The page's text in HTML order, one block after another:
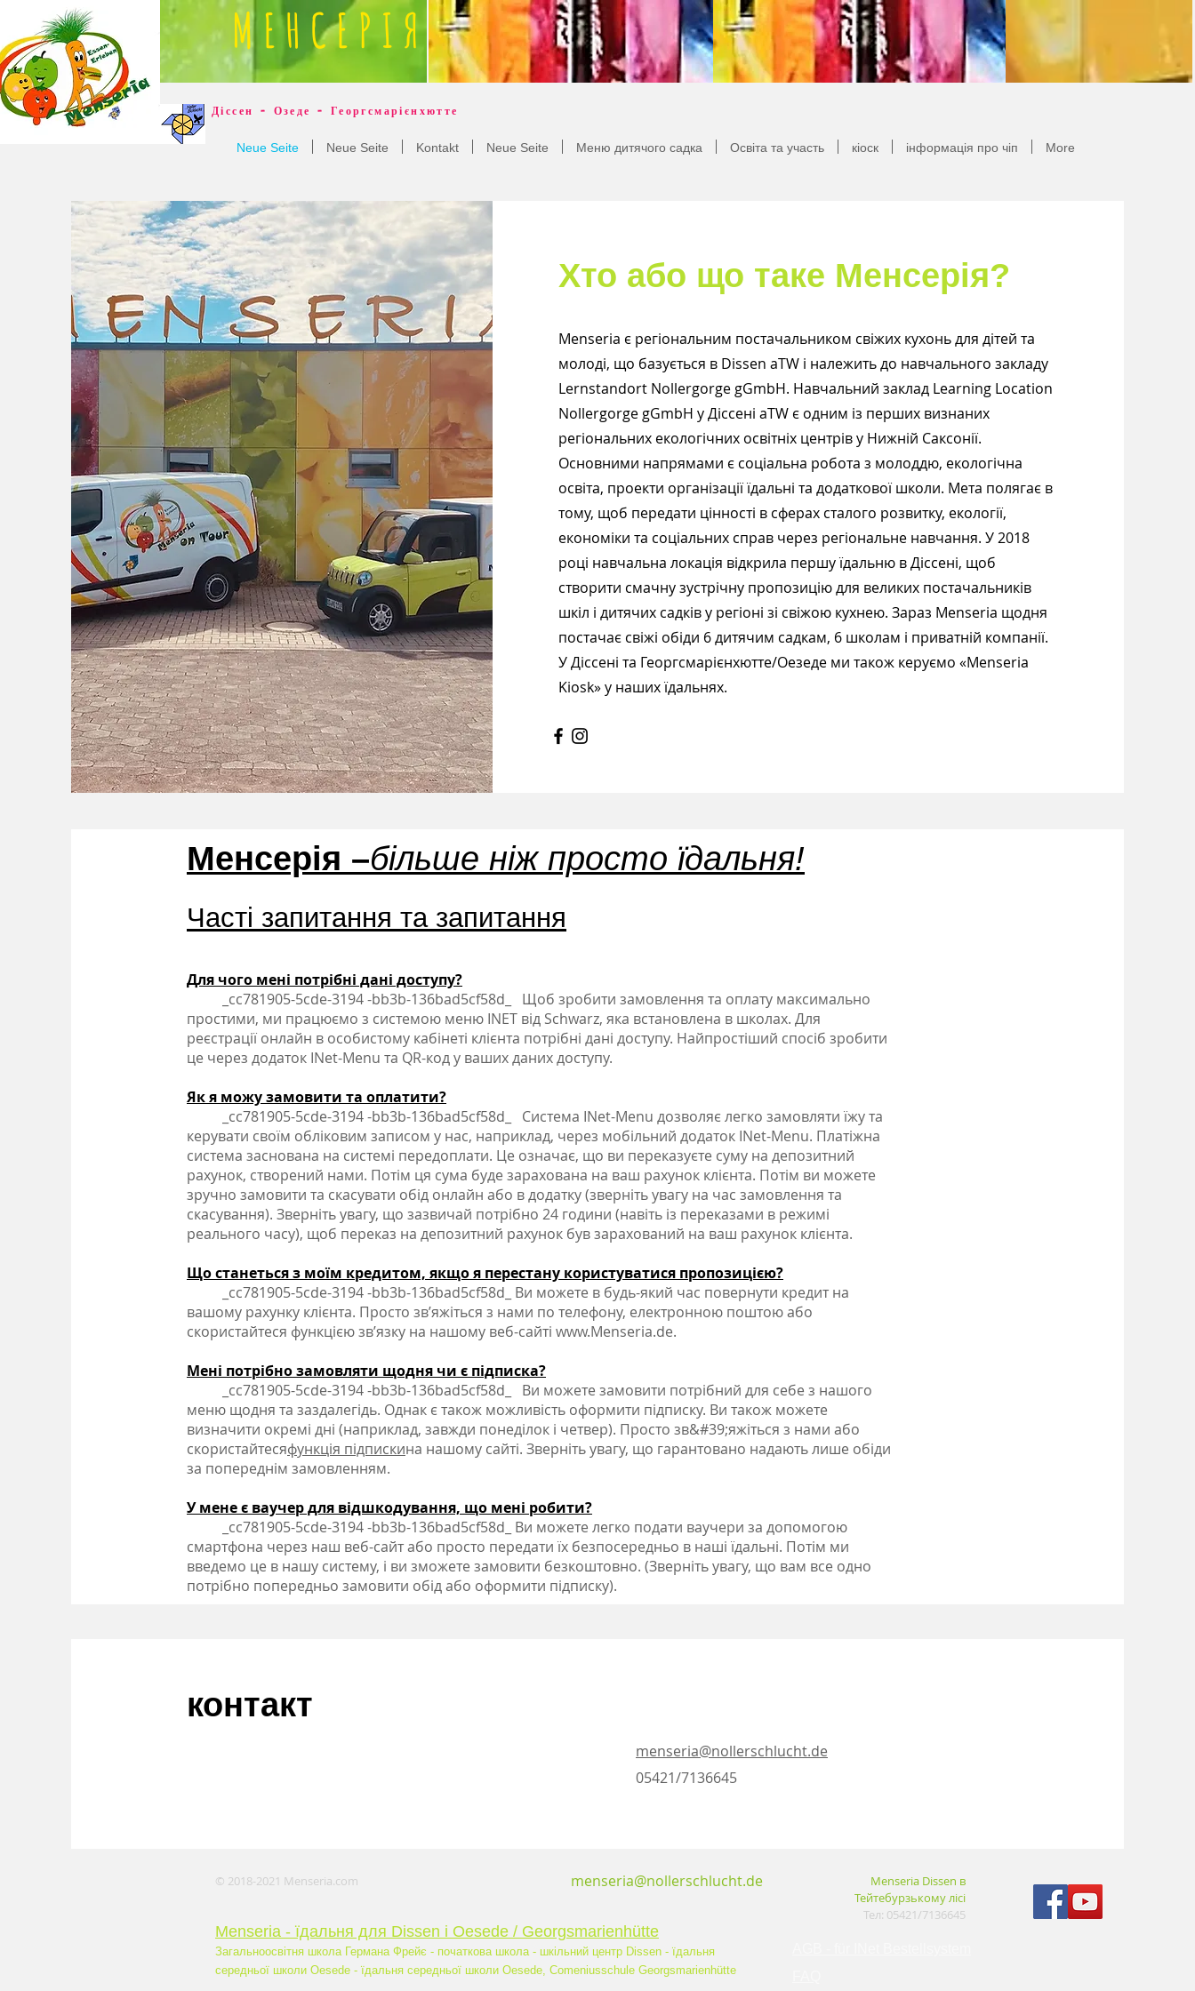
МЕНСЕРІЯ
Діссен - Озеде - Георгсмарієнхютте
Neue Seite Neue Seite Kontakt Neue Seite Меню дитячого садка Освіта та участь кіоск інформація про чіп More
Хто або що таке Менсерія?
Menseria є регіональним постачальником свіжих кухонь для дітей та
молоді, що базується в Dissen aTW і належить до навчального закладу
Lernstandort Nollergorge gGmbH. Навчальний заклад Learning Location
Nollergorge gGmbH у Діссені aTW є одним із перших визнаних
регіональних екологічних освітніх центрів у Нижній Саксонії.
Основними напрямами є соціальна робота з молоддю, екологічна
освіта, проекти організації їдальні та додаткової школи. Мета полягає в
тому, щоб передати цінності в сферах сталого розвитку, екології,
економіки та соціальних справ через регіональне навчання. У 2018
році навчальна локація відкрила першу їдальню в Діссені, щоб
створити смачну зустрічну пропозицію для великих постачальників
шкіл і дитячих садків у регіоні зі свіжою кухнею. Зараз Menseria щодня
постачає свіжі обіди 6 дитячим садкам, 6 школам і приватній компанії.
У Діссені та Георгсмарієнхютте/Оезеде ми також керуємо «Menseria
Kiosk» у наших їдальнях.
Менсерія –більше ніж просто їдальня!
Часті запитання та запитання
Для чого мені потрібні дані доступу?
_cc781905-5cde-3194 -bb3b-136bad5cf58d_ Щоб зробити замовлення та оплату максимально
простими, ми працюємо з системою меню INET від Schwarz, яка встановлена в школах. Для
реєстрації онлайн в особистому кабінеті клієнта потрібні дані доступу. Найпростіший спосіб зробити
це через додаток INet-Menu та QR-код у ваших даних доступу.
Як я можу замовити та оплатити?
_cc781905-5cde-3194 -bb3b-136bad5cf58d_ Система INet-Menu дозволяє легко замовляти їжу та
керувати своїм обліковим записом у нас, наприклад, через мобільний додаток INet-Menu. Платіжна
система заснована на системі передоплати. Це означає, що ви переказуєте суму на депозитний
рахунок, створений нами. Потім ця сума буде зарахована на ваш рахунок клієнта. Потім ви можете
зручно замовити та скасувати обід онлайн або в додатку (зверніть увагу на час замовлення та
скасування). Зверніть увагу, що зазвичай потрібно 24 години (навіть із переказами в режимі
реального часу), щоб переказ на депозитний рахунок був зарахований на ваш рахунок клієнта.
Що станеться з моїм кредитом, якщо я перестану користуватися пропозицією?
_cc781905-5cde-3194 -bb3b-136bad5cf58d_ Ви можете в будь-який час повернути кредит на
вашому рахунку клієнта. Просто зв’яжіться з нами по телефону, електронною поштою або
скористайтеся функцією зв’язку на нашому веб-сайті www.Menseria.de.
Мені потрібно замовляти щодня чи є підписка?
_cc781905-5cde-3194 -bb3b-136bad5cf58d_ Ви можете замовити потрібний для себе з нашого
меню щодня та заздалегідь. Однак є також можливість оформити підписку. Ви також можете
визначити окремі дні (наприклад, завжди понеділок і четвер). Просто зв&#39;яжіться з нами або
скористайтесяфункція підпискина нашому сайті. Зверніть увагу, що гарантовано надають лише обіди
за попереднім замовленням.
У мене є ваучер для відшкодування, що мені робити?
_cc781905-5cde-3194 -bb3b-136bad5cf58d_ Ви можете легко подати ваучери за допомогою
смартфона через наш веб-сайт або просто передати їх безпосередньо в наші їдальні. Потім ми
введемо це в нашу систему, і ви зможете замовити безкоштовно. (Зверніть увагу, що вам все одно
потрібно попередньо замовити обід або оформити підписку).
контакт
menseria@nollerschlucht.de
05421/7136645
© 2018-2021 Menseria.com menseria@nollerschlucht.de
Menseria - їдальня для Dissen і Oesede / Georgsmarienhütte
Загальноосвітня школа Германа Фрейє - початкова школа - шкільний центр Dissen - їдальня
середньої школи Oesede - їдальня середньої школи Oesede, Comeniusschule Georgsmarienhütte
Menseria Dissen в
Тейтебурзькому лісі
Тел: 05421/7136645